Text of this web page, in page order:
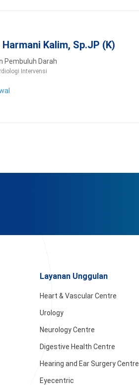
Kalim, Sp.JP (K)
Pembuluh Darah
Intervensi
Layanan Unggulan
Heart & Vascular Centre
Urology
Neurology Centre
Digestive Health Centre
Hearing and Ear Surgery Centre
Eyecentric